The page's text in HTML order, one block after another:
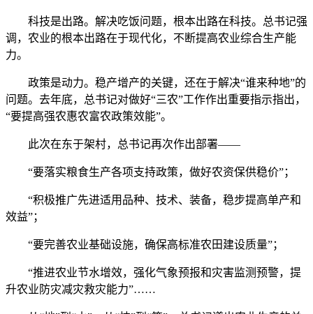
科技是出路。解决吃饭问题，根本出路在科技。总书记强
调，农业的根本出路在于现代化，不断提高农业综合生产能
力。
政策是动力。稳产增产的关键，还在于解决“谁来种地”的
问题。去年底，总书记对做好“三农”工作作出重要指示指出，
“要提高强农惠农富农政策效能”。
此次在东于架村，总书记再次作出部署——
“要落实粮食生产各项支持政策，做好农资保供稳价”；
“积极推广先进适用品种、技术、装备，稳步提高单产和
效益”；
“要完善农业基础设施，确保高标准农田建设质量”；
“推进农业节水增效，强化气象预报和灾害监测预警，提
升农业防灾减灾救灾能力”……